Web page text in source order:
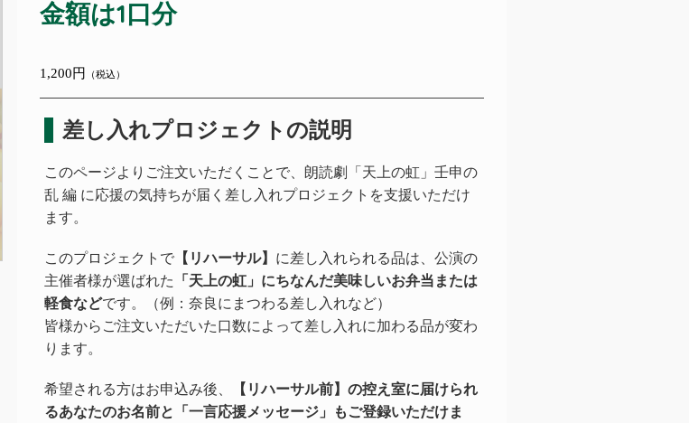
金額は1口分
1,200円 （税込）
差し入れプロジェクトの説明
このページよりご注文いただくことで、 朗読劇 「天上の虹」壬申の
乱 編 に応援の気持ちが届く差し入れプロジェクトを支援いただけ
ます。
このプロジェクトで 【リハーサル】 に差し入れられる品は、公演の
主催者様が選ばれた
「天上の虹」 にちなんだ美味しいお弁当または
軽食などです。（例：奈良にまつわる差し入れなど）
皆様からご注文いただいた口数によって差し入れに加わる品が変わ
ります。
希望される方はお申込み後、
【リハーサル前】の控え室に届けられ
るあなたのお名前と「一言応援メッセージ」もご登録いただけま